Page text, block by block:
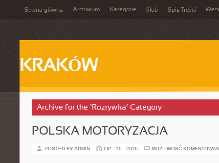
Strona główna Archiwum Kategorie Ślub Spis Treści
KRAKÓW
Archive for the ‘Rozrywka’ Category
POLSKA MOTORYZACJA
POSTED BY ADMIN LIP - 10 - 2026 MOŻLIWOŚĆ